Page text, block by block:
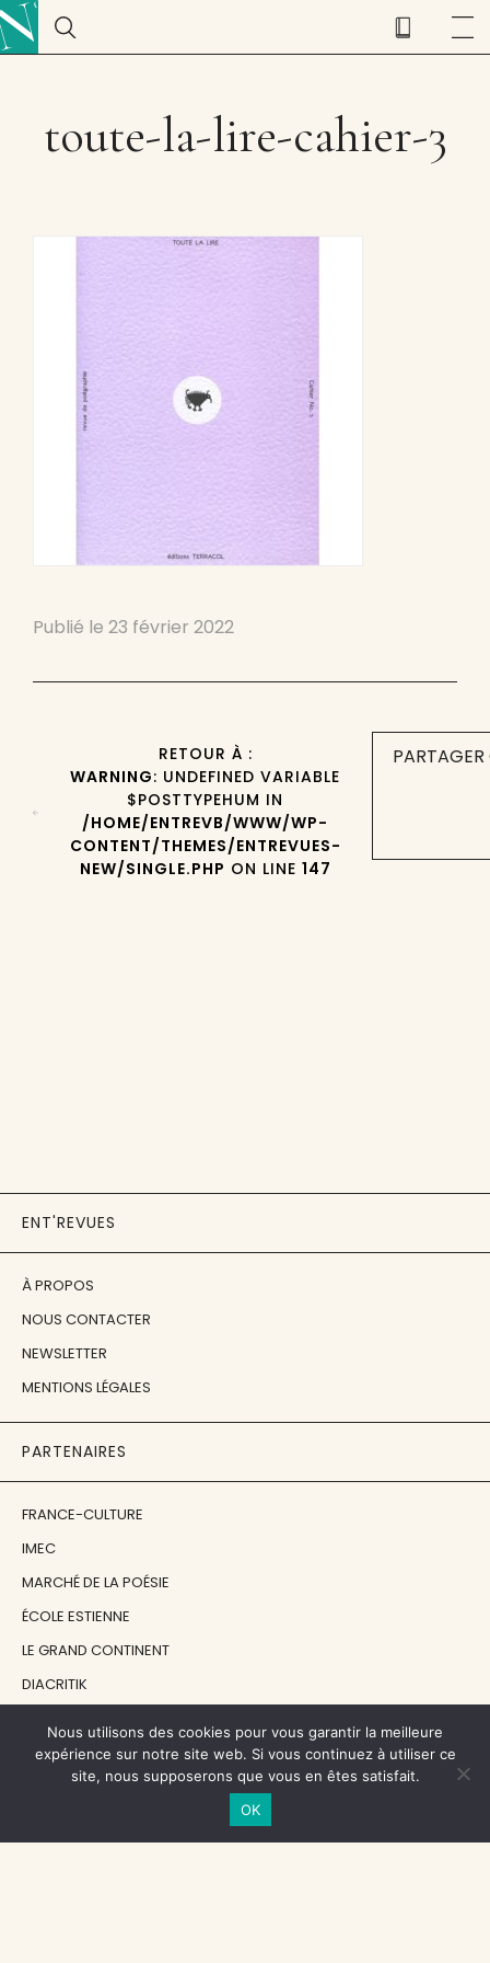
toute-la-lire-cahier-3
Publié le 23 février 2022
RETOUR À :
WARNING: UNDEFINED VARIABLE
$POSTTYPEHUM IN
/HOME/ENTREVB/WWW/WP-
CONTENT/THEMES/ENTREVUES-
NEW/SINGLE.PHP ON LINE 147
ENT'REVUES
À PROPOS
NOUS CONTACTER
NEWSLETTER
MENTIONS LÉGALES
PARTENAIRES
FRANCE-CULTURE
IMEC
MARCHÉ DE LA POÉSIE
ÉCOLE ESTIENNE
LE GRAND CONTINENT
DIACRITIK
NOS SOUTIENS
CENTRE NATIONAL DU LIVRE
Nous utilisons des cookies pour vous garantir la meilleure
expérience sur notre site web. Si vous continuez à utiliser ce
site, nous supposerons que vous en êtes satisfait.
OK